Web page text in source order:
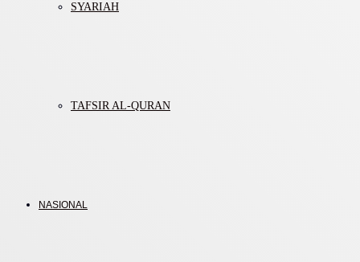
SYARIAH
TAFSIR AL-QURAN
NASIONAL